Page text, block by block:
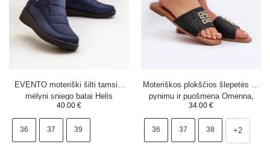
EVENTO moteriški šilti tamsiai
mėlyni sniego batai Helis
40.00 €
36 37 39
Moteriškos plokščios šlepetės su
pynimu ir puošmena Omenna,
juodos spalvos
34.00 €
36 37 38 +2